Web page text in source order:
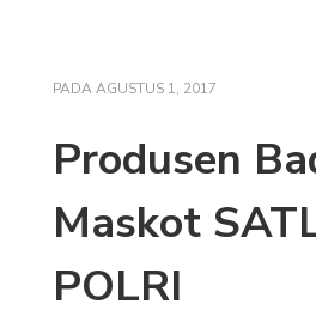
PADAAGUSTUS 1, 2017
Produsen
Maskot
POLRI